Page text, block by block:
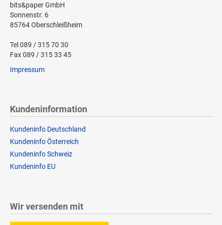
bits&paper GmbH
Sonnenstr. 6
85764 Oberschleißheim
Tel 089 / 315 70 30
Fax 089 / 315 33 45
Impressum
Kundeninformation
Kundeninfo Deutschland
Kundeninfo Österreich
Kundeninfo Schweiz
Kundeninfo EU
Wir versenden mit